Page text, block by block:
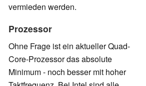
vermieden werden.
Prozessor
Ohne Frage ist ein aktueller Quad-
Core-Prozessor das absolute
Minimum - noch besser mit hoher